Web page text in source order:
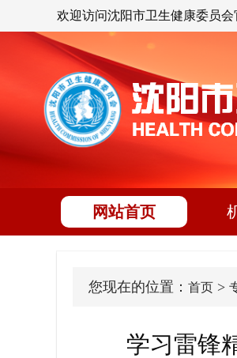
欢迎访问沈阳市卫生健康委员会
网站首页
您现在的位置： 首页 >
学习雷锋